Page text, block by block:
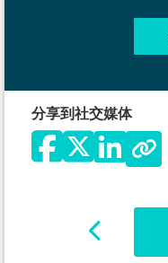
分享到社交媒体